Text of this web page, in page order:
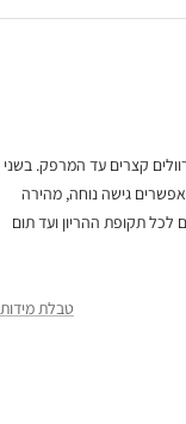
קצרים עד המרפק. בשני
גישה נוחה, מהירה
לכל תקופת ההריון ועד תום
טבלת מידות